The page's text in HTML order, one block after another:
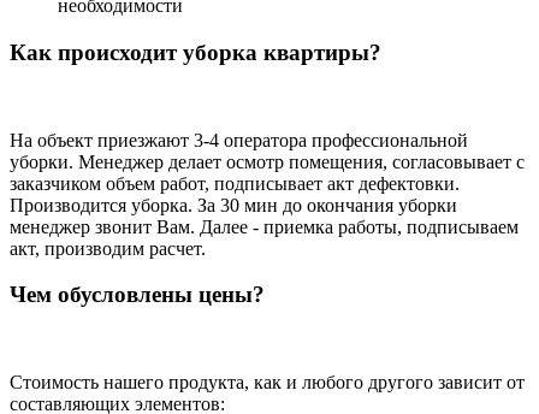
необходимости
Как происходит уборка квартиры?
На объект приезжают 3-4 оператора профессиональной
уборки. Менеджер делает осмотр помещения, согласовывает с
заказчиком объем работ, подписывает акт дефектовки.
Производится уборка. За 30 мин до окончания уборки
менеджер звонит Вам. Далее - приемка работы, подписываем
акт, производим расчет.
Чем обусловлены цены?
Стоимость нашего продукта, как и любого другого зависит от
составляющих элементов: